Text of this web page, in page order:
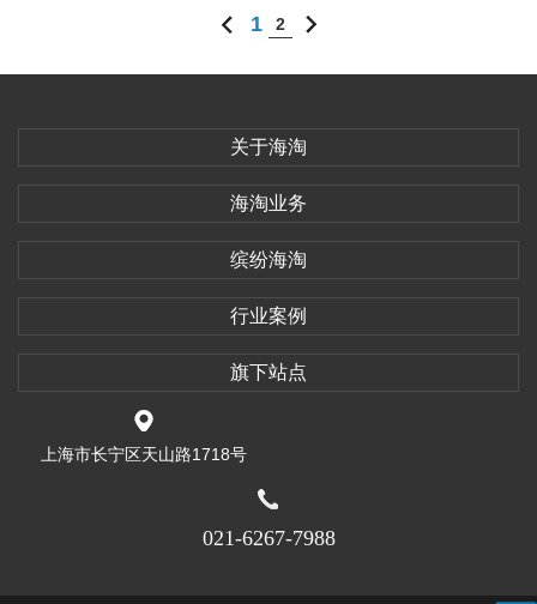
1 2
关于海淘
海淘业务
缤纷海淘
行业案例
旗下站点
上海市长宁区天山路1718号
021-6267-7988